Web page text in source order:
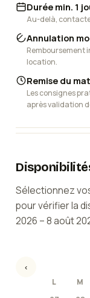
Durée min. 1
Au-delà,
Annulation
Remboursement
location.
Remise du
Les consignes
après validation
Sélectionnez
pour vérifier la
2026 –8 août
‹
L M